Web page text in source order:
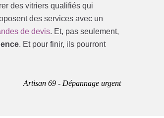
des vitriers qualifiés qui
des services avec un
de devis. Et, pas seulement,
. Et pour finir, ils pourront
Artisan 69 - Dépannage urgent